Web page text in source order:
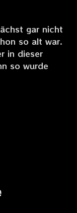
gar nicht
so alt war.
in dieser
so wurde